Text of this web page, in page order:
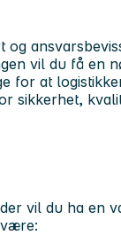
og
vil du få en
for at
sikkerhet,
vil du ha en